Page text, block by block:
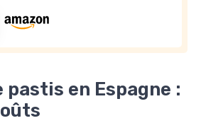
pastis en Espagne :